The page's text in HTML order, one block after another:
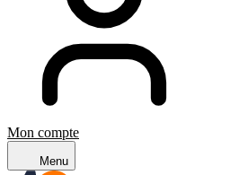
Mon compte
Menu